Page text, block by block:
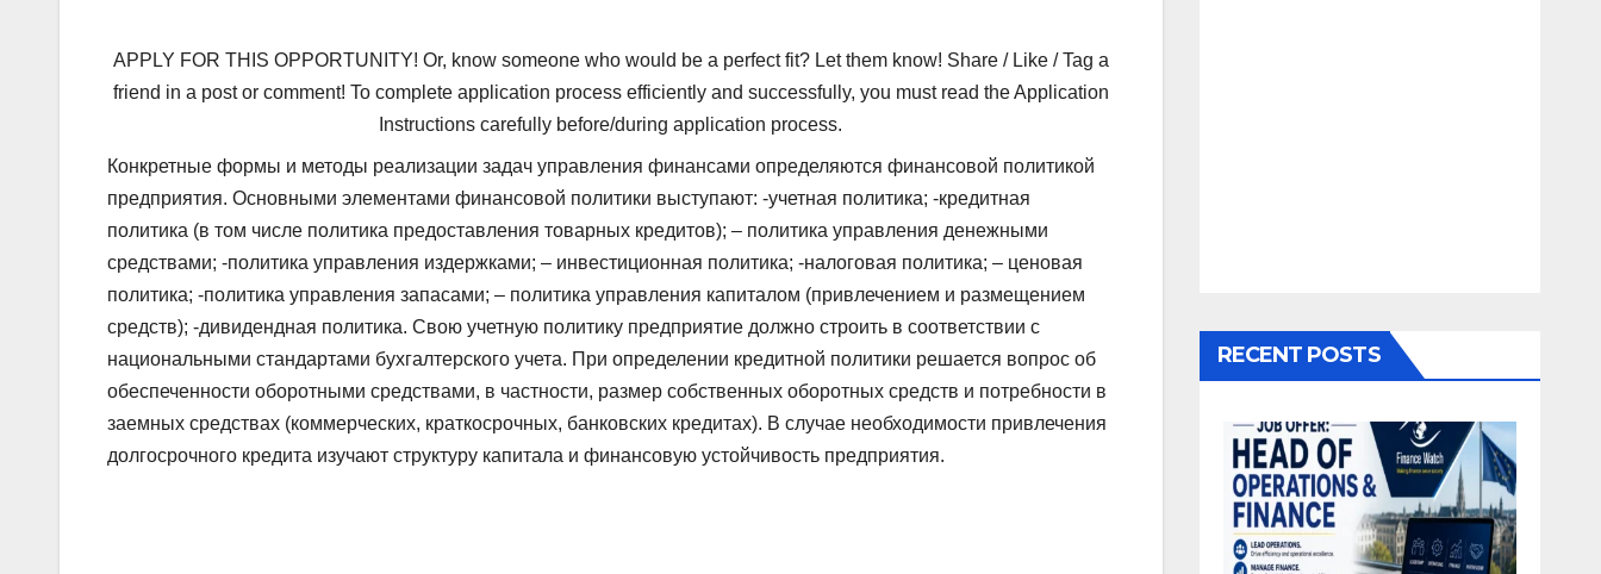
APPLY FOR THIS OPPORTUNITY! Or, know someone who would be a perfect fit? Let them know! Share / Like / Tag a
friend in a post or comment! To complete application process efficiently and successfully, you must read the Application
Instructions carefully before/during application process.
Конкретные формы и методы реализации задач управления финансами определяются финансовой политикой
предприятия. Основными элементами финансовой политики выступают: -учетная политика; -кредитная
политика (в том числе политика предоставления товарных кредитов); – политика управления денежными
средствами; -политика управления издержками; – инвестиционная политика; -налоговая политика; – ценовая
политика; -политика управления запасами; – политика управления капиталом (привлечением и размещением
средств); -дивидендная политика. Свою учетную политику предприятие должно строить в соответствии с
национальными стандартами бухгалтерского учета. При определении кредитной политики решается вопрос об
обеспеченности оборотными средствами, в частности, размер собственных оборотных средств и потребности в
заемных средствах (коммерческих, краткосрочных, банковских кредитах). В случае необходимости привлечения
долгосрочного кредита изучают структуру капитала и финансовую устойчивость предприятия.
RECENT POSTS